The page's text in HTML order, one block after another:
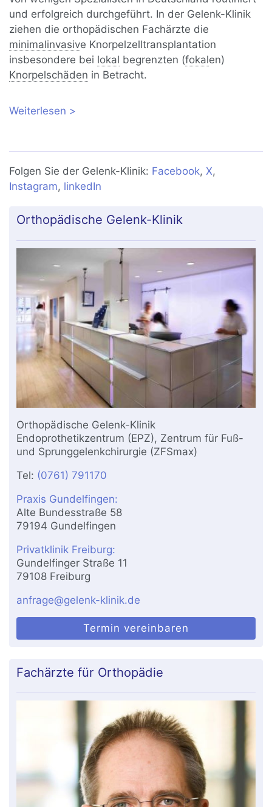
und erfolgreich durchgeführt. In der Gelenk-Klinik
ziehen die orthopädischen Fachärzte die
minimalinvasive Knorpelzelltransplantation
insbesondere bei lokal begrenzten (fokalen)
Knorpelschäden in Betracht.
Weiterlesen über Knorpeltransplantation bei
Folgen Sie der Gelenk-Klinik: Facebook,X,
Instagram, linkedIn
Orthopädische Gelenk-Klinik
Orthopädische Gelenk-Klinik
Endoprothetikzentrum (EPZ), Zentrum für Fuß-
und Sprunggelenkchirurgie (ZFSmax)
Tel: (0761) 791170
Praxis Gundelfingen:
Alte Bundesstraße 58
79194 Gundelfingen
Privatklinik Freiburg:
Gundelfinger Straße 11
79108 Freiburg
anfrage@gelenk-klinik.de
Termin vereinbaren
Fachärzte für Orthopädie